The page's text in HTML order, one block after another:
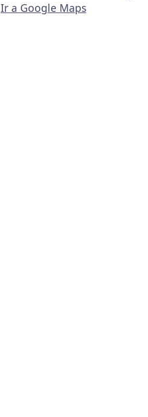
Ir a Google Maps